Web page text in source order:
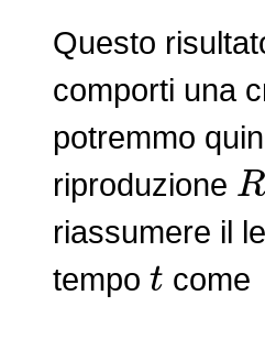
Questo
comporti una
potremmo
riproduzione
R
riassumere il
tempo
t
come